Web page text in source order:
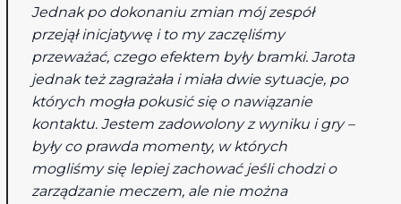
Jednak po dokonaniu zmian mój zespół
przejął inicjatywę i to my zaczęliśmy
przeważać, czego efektem były bramki. Jarota
jednak też zagrażała i miała dwie sytuacje, po
których mogła pokusić się o nawiązanie
kontaktu. Jestem zadowolony z wyniku i gry –
były co prawda momenty, w których
mogliśmy się lepiej zachować jeśli chodzi o
zarządzanie meczem, ale nie można